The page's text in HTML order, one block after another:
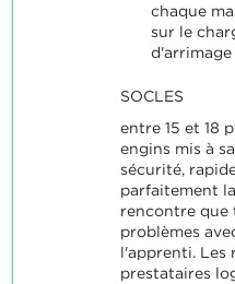
chaque
sur le
d'arrimage
SOCLES
entre 15 et 18
engins mis à
sécurité,
parfaitement
rencontre que
problèmes
l'apprenti. Les
prestataires